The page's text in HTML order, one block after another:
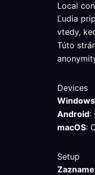
Local
Ľudia
vtedy,
Túto
Devices
Windows
Android:
macOS:
Setup